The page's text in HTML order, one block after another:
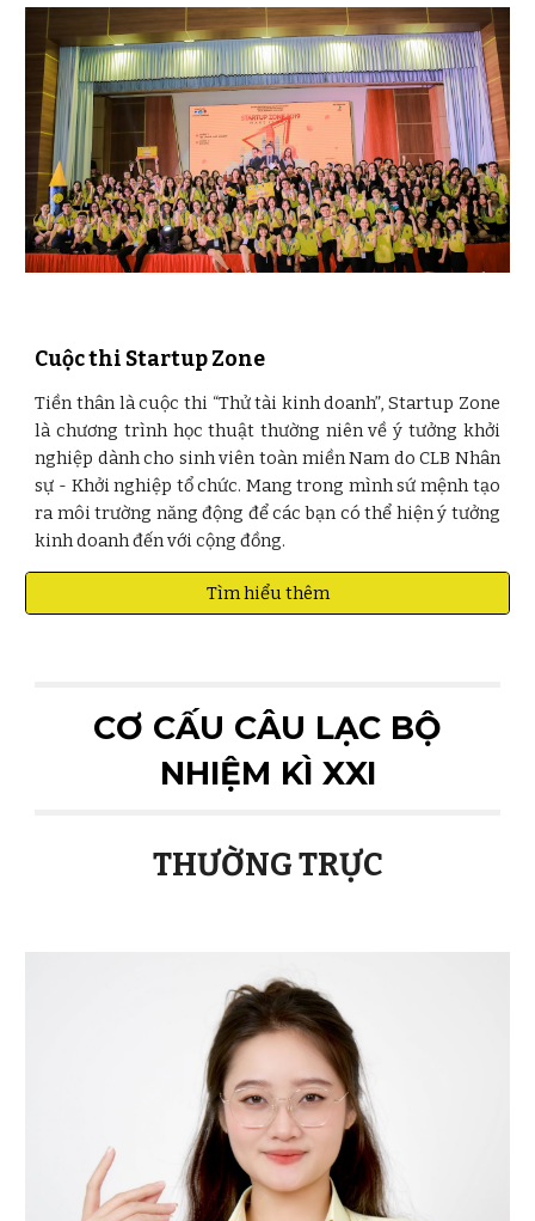
Cuộc thi Startup Zone
Tiền thân là cuộc thi “Thử tài kinh doanh”, Startup Zone
là chương trình học thuật thường niên về ý tưởng khởi
nghiệp dành cho sinh viên toàn miền Nam do CLB Nhân
sự - Khởi nghiệp tổ chức. Mang trong mình sứ mệnh tạo
ra môi trường năng động để các bạn có thể hiện ý tưởng
kinh doanh đến với cộng đồng.
Tìm hiểu thêm
CƠ CẤU CÂU LẠC BỘ
NHIỆM KÌ XXI
THƯỜNG TRỰC